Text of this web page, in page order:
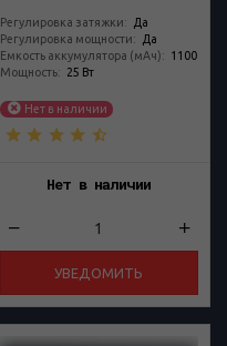
Регулировка затяжки:
Да
Регулировка мощности:
Да
Емкость аккумулятора (мАч): 1100
Мощность: 25 Вт
Нет в наличии
Нет в наличии
УВЕДОМИТЬ